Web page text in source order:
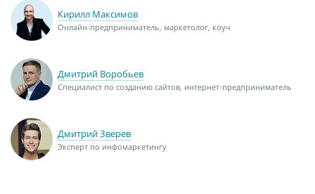
Кирилл Максимов
Онлайн-предприниматель, маркетолог, коуч
Дмитрий Воробьев
Специалист по созданию сайтов, интернет-предприниматель
Дмитрий Зверев
Эксперт по инфомаркетингу